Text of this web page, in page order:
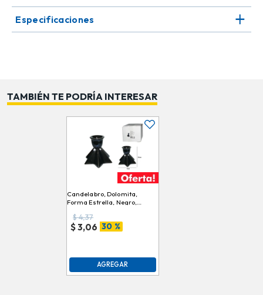
para cenas, celebraciones o simplemente para dar un
aire refinado a tu hogar día a día. Combina
disponibilidad de stock.
Especificaciones
TAMBIÉN TE PODRÍA INTERESAR
Candelabro, Dolomita,
Forma Estrella, Negro,
$4,37
$3,06 30 %
AGREGAR